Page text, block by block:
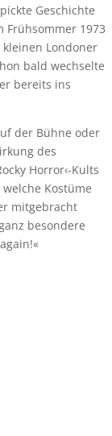
Geschichte
Frühsommer 1973
kleinen Londoner
bald wechselte
bereits ins
der Bühne oder
des
Horror‹-Kults
welche Kostüme
mitgebracht
besondere